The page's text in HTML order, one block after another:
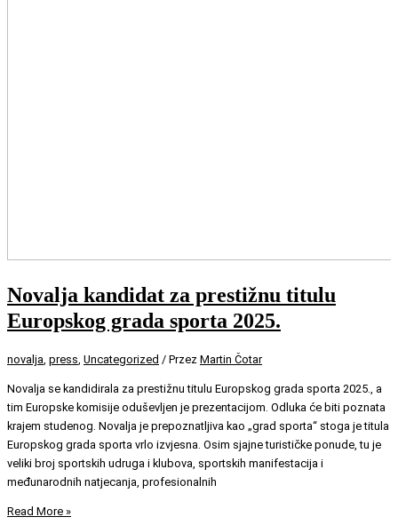
Novalja kandidat za prestižnu titulu
Europskog grada sporta 2025.
novalja press Uncategorized / Przez Martin Čotar
Novalja se kandidirala za prestižnu titulu Europskog grada sporta 2025., a
tim Europske komisije oduševljen je prezentacijom. Odluka će biti poznata
krajem studenog. Novalja je prepoznatljiva kao „grad sporta“ stoga je titula
Europskog grada sporta vrlo izvjesna. Osim sjajne turističke ponude, tu je
veliki broj sportskih udruga i klubova, sportskih manifestacija i
međunarodnih natjecanja, profesionalnih
Read More »